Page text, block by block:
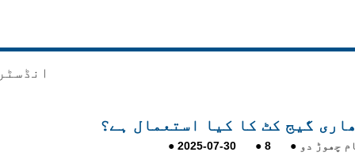
گیج کٹ کا کیا استعمال ہے؟
●2025-07-30 ●8 ● چھوڑ دو